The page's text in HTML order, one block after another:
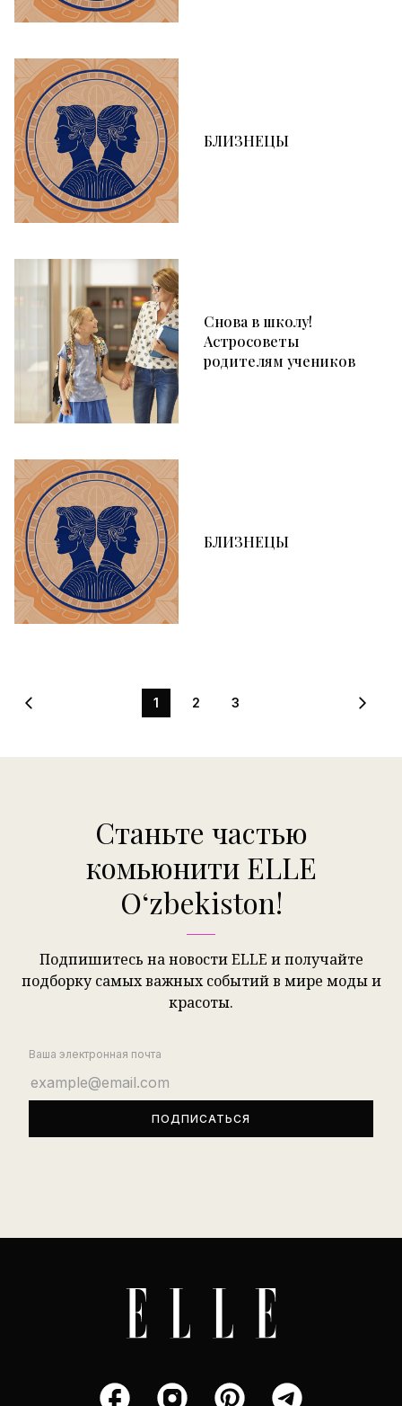
БЛИЗНЕЦЫ
Снова в школу!
Астросоветы
родителям учеников
БЛИЗНЕЦЫ
1 2 3
Станьте частью
комьюнити ELLE
Oʻzbekiston!
Подпишитесь на новости ELLE и получайте
подборку самых важных событий в мире моды и
красоты.
Ваша электронная почта